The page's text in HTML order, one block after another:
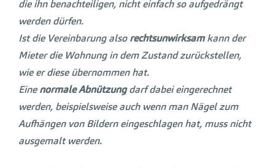
die ihn benachteiligen, nicht einfach so aufgedrängt
werden dürfen.
Ist die Vereinbarung alsorechtsunwirksamkann der
Mieter die Wohnung in dem Zustand zurückstellen,
wie er diese übernommen hat.
EinenormaleAbnützungdarf dabei eingerechnet
werden, beispielsweiseauch wenn man Nägel zum
Aufhängen von Bildern eingeschlagen hat, muss nicht
ausgemalt werden.